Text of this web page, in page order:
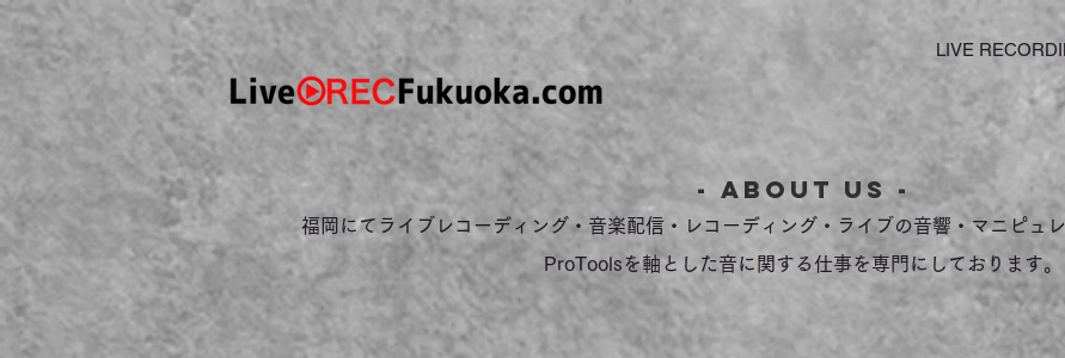
LIVE
- About Us -
福岡にてライブレコーディング・音楽配信・レコーディング・ライブの音響・マニピュ
ProToolsを軸とした音に関する仕事を専門にしております。